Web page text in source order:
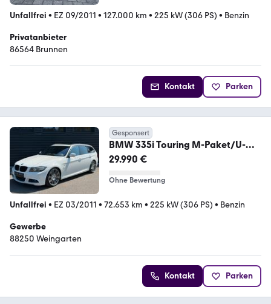
Unfallfrei • EZ 09/2011 • 127.000 km • 225 kW (306 PS) • Benzin
Privatanbieter
86564 Brunnen
Kontakt Parken
Gesponsert
BMW 335i Touring M-Paket/U-
FREI/2.HAND/STHZ/PANO/KEY
29.990 €
Ohne Bewertung
Unfallfrei • EZ 03/2011 • 72.653 km • 225 kW (306 PS) • Benzin
Gewerbe
88250 Weingarten
Kontakt Parken